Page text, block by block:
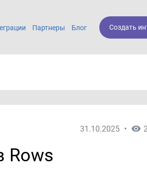
Создать
Партнеры Блог
31.10.2025 •
Rows